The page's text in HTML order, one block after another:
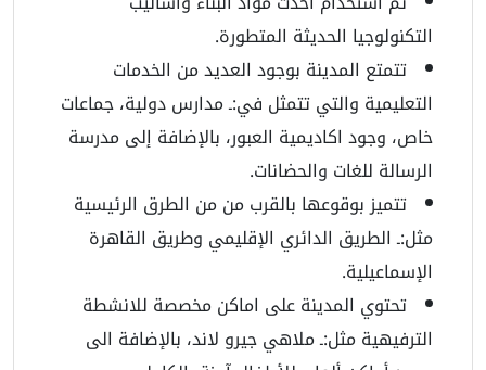
التكنولوجيا الحديثة المتطورة.
تتمتع المدينة بوجود العديد من الخدمات
التعليمية والتي تتمثل في:ـ مدارس دولية، جماعات
خاص، وجود اكاديمية العبور، بالإضافة إلى مدرسة
الرسالة للغات والحضانات.
تتميز بوقوعها بالقرب من من الطرق الرئيسية
مثل:ـ الطريق الدائري الإقليمي وطريق القاهرة
الإسماعيلية.
تحتوي المدينة على اماكن مخصصة للانشطة
الترفيهية مثل:ـ ملاهي جيرو لاند، بالإضافة الى